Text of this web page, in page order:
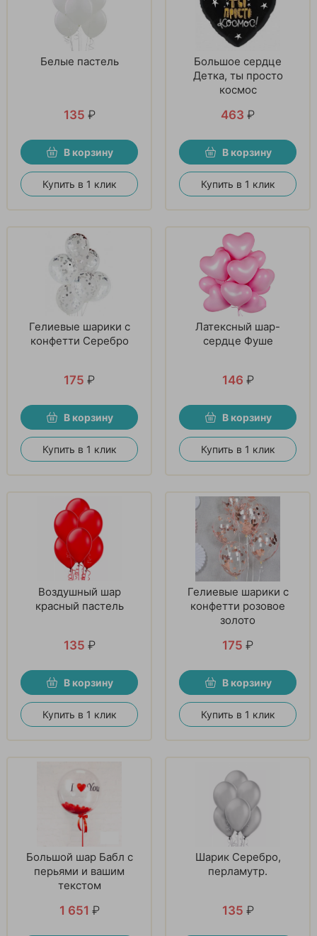
Белые пастель
135 ₽
В корзину
Купить в 1 клик
Большое сердце
Детка, ты просто
космос
463 ₽
В корзину
Купить в 1 клик
Гелиевые шарики с
конфетти Серебро
175 ₽
В корзину
Купить в 1 клик
Латексный шар-
сердце Фуше
146 ₽
В корзину
Купить в 1 клик
Воздушный шар
красный пастель
135 ₽
В корзину
Купить в 1 клик
Гелиевые шарики с
конфетти розовое
золото
175 ₽
В корзину
Купить в 1 клик
Большой шар Бабл с
перьями и вашим
текстом
1 651 ₽
Шарик Серебро,
перламутр.
135 ₽